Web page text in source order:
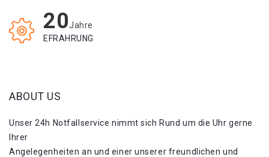
20Jahre
EFRAHRUNG
ABOUT US
Unser 24h Notfallservice nimmt sich Rund um die Uhr gerne
Ihrer
Angelegenheiten an und einer unserer freundlichen und